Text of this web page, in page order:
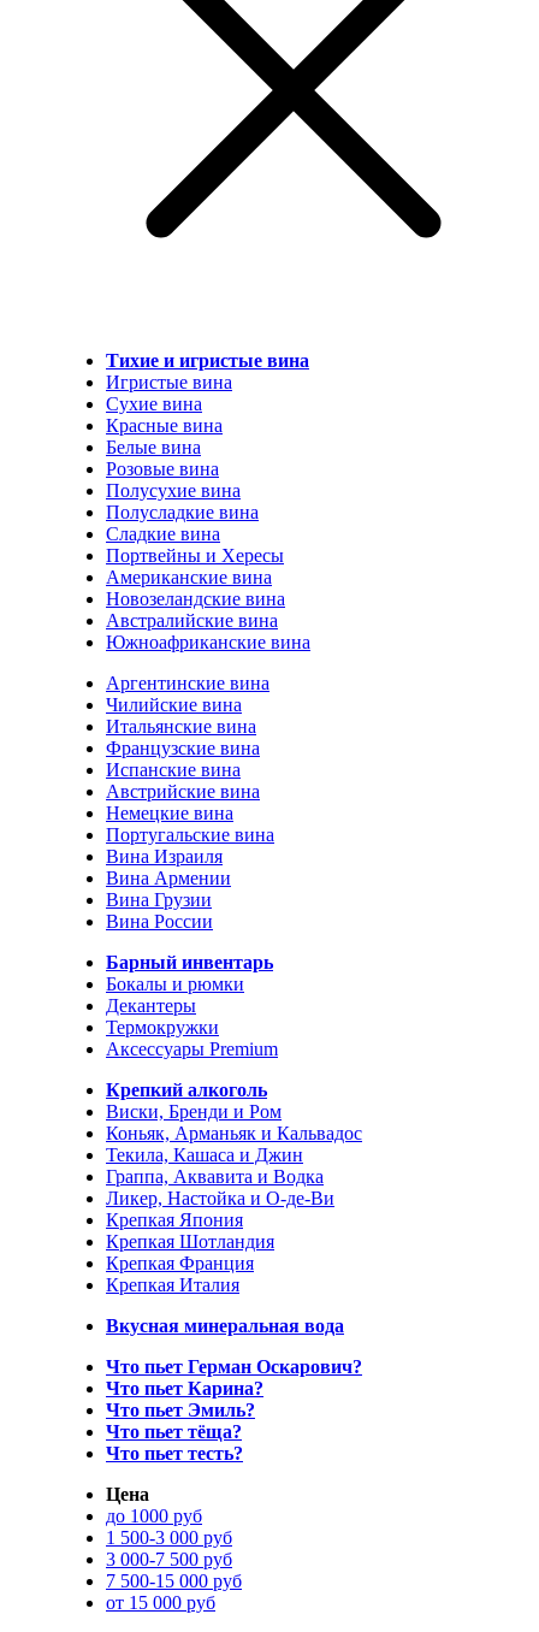
Тихие и игристые вина
Игристые вина
Сухие вина
Красные вина
Белые вина
Розовые вина
Полусухие вина
Полусладкие вина
Сладкие вина
Портвейны и Хересы
Американские вина
Новозеландские вина
Австралийские вина
Южноафриканские вина
Аргентинские вина
Чилийские вина
Итальянские вина
Французские вина
Испанские вина
Австрийские вина
Немецкие вина
Португальские вина
Вина Израиля
Вина Армении
Вина Грузии
Вина России
Барный инвентарь
Бокалы и рюмки
Декантеры
Термокружки
Аксессуары Premium
Крепкий алкоголь
Виски, Бренди и Ром
Коньяк, Арманьяк и Кальвадос
Текила, Кашаса и Джин
Граппа, Аквавита и Водка
Ликер, Настойка и О-де-Ви
Крепкая Япония
Крепкая Шотландия
Крепкая Франция
Крепкая Италия
Вкусная минеральная вода
Что пьет Герман Оскарович?
Что пьет Карина?
Что пьет Эмиль?
Что пьет тёща?
Что пьет тесть?
Цена
до 1000 руб
1 500-3 000 руб
3 000-7 500 руб
7 500-15 000 руб
от 15 000 руб